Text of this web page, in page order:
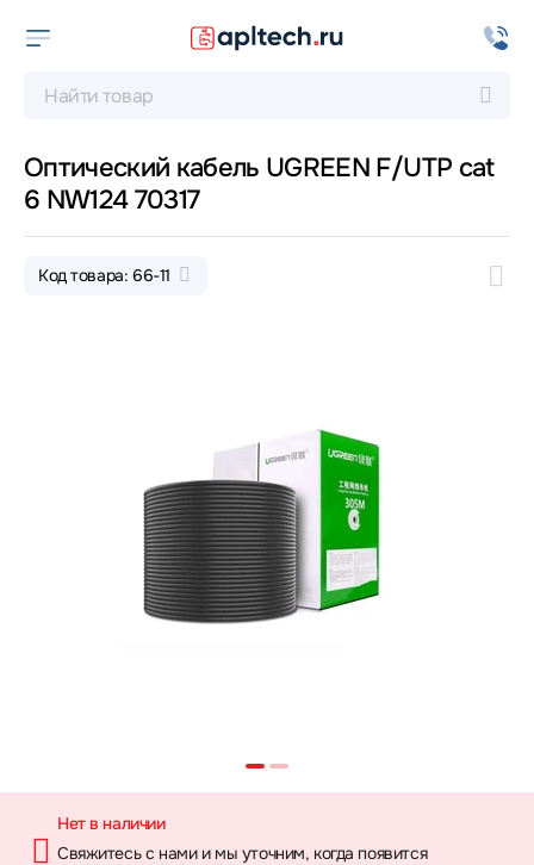
Оптический кабель UGREEN F/UTP cat
6 NW124 70317
Код товара: 66-11
Нет в наличии
Свяжитесь с нами и мы уточним, когда появится